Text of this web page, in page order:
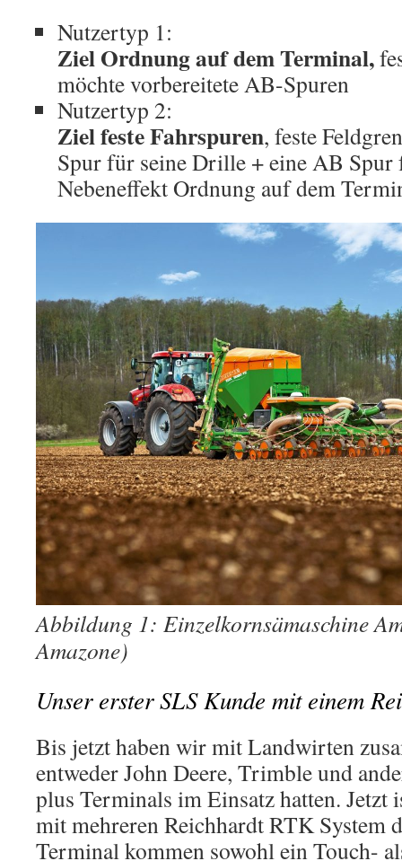
Nutzertyp 1:
Ziel Ordnung auf dem Terminal,
möchte vorbereitete AB-Spuren
Nutzertyp 2:
Ziel feste Fahrspuren, feste
Spur für seine Drille + eine AB
Nebeneffekt Ordnung auf dem
Abbildung 1: Einzelkornsämaschine
Amazone)
Unser erster SLS Kunde mit einem
Bis jetzt haben wir mit Landwirten
entweder John Deere, Trimble und
plus Terminals im Einsatz hatten. Jetzt
mit mehreren Reichhardt RTK System
Terminal kommen sowohl ein Touch-